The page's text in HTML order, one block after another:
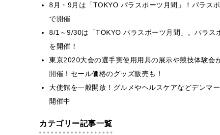
8月・9月は「TOKYO パラスポーツ月間」！パラス
で開催
8/1～9/30は「TOKYO パラスポーツ月間」。パラス
を開催！
東京2020大会の選手実使用用具の展示や競技体験
開催！セール価格のグッズ販売も！
大使館を一般開放！グルメやヘルスケアなどデンマ
開催中
カテゴリー記事一覧